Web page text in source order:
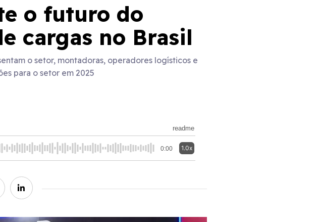
o futuro do
cargas no Brasil
o setor, montadoras, operadores logísticos e
para o setor em 2025
readme
0:00 1.0x